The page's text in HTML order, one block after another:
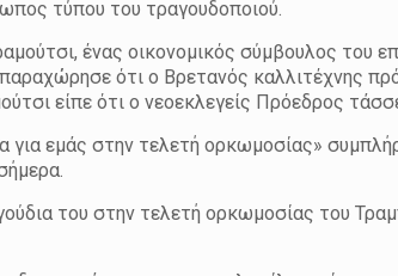
τύπου του τραγουδοποιού.
ένας οικονομικός σύμβουλος του
ότι ο Βρετανός καλλιτέχνης
είπε ότι ο νεοεκλεγείς Πρόεδρος
για εμάς στην τελετή ορκωμοσίας»
του στην τελετή ορκωμοσίας του